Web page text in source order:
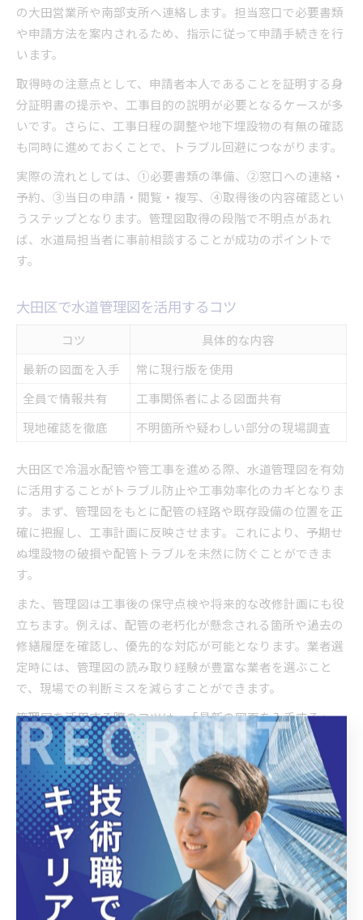
の大田営業所や南部支所へ連絡します。担当窓口で必要書類
や申請方法を案内されるため、指示に従って申請手続きを行
います。
取得時の注意点として、申請者本人であることを証明する身
分証明書の提示や、工事目的の説明が必要となるケースが多
いです。さらに、工事日程の調整や地下埋設物の有無の確認
も同時に進めておくことで、トラブル回避につながります。
実際の流れとしては、①必要書類の準備、②窓口への連絡・
予約、③当日の申請・閲覧・複写、④取得後の内容確認とい
うステップとなります。管理図取得の段階で不明点があれ
ば、水道局担当者に事前相談することが成功のポイントで
す。
大田区で水道管理図を活用するコツ
コツ
具体的な内容
最新の図面を入手
常に現行版を使用
全員で情報共有
工事関係者による図面共有
現地確認を徹底
不明箇所や疑わしい部分の現場調査
大田区で冷温水配管や管工事を進める際、水道管理図を有効
に活用することがトラブル防止や工事効率化のカギとなりま
す。まず、管理図をもとに配管の経路や既存設備の位置を正
確に把握し、工事計画に反映させます。これにより、予期せ
ぬ埋設物の破損や配管トラブルを未然に防ぐことができま
す。
また、管理図は工事後の保守点検や将来的な改修計画にも役
立ちます。例えば、配管の老朽化が懸念される箇所や過去の
修繕履歴を確認し、優先的な対応が可能となります。業者選
定時には、管理図の読み取り経験が豊富な業者を選ぶこと
で、現場での判断ミスを減らすことができます。
管理図を活用する際のコツは、「最新の図面を入手する」
「工事関係者全員で情報共有する」「不明箇所は現地確認を
怠らない」ことです。これらを徹底することで、実務の精度
と安心感が大きく向上します。
水道管理図が管工事にもたらす安心感
水道管理図は、冷温水配管や管工事において作業の安全性と
確実性を確保するための重要な資料です。事前に地下埋設物
の位置や既存配管の経路を把握できるため、工事中の予期せ